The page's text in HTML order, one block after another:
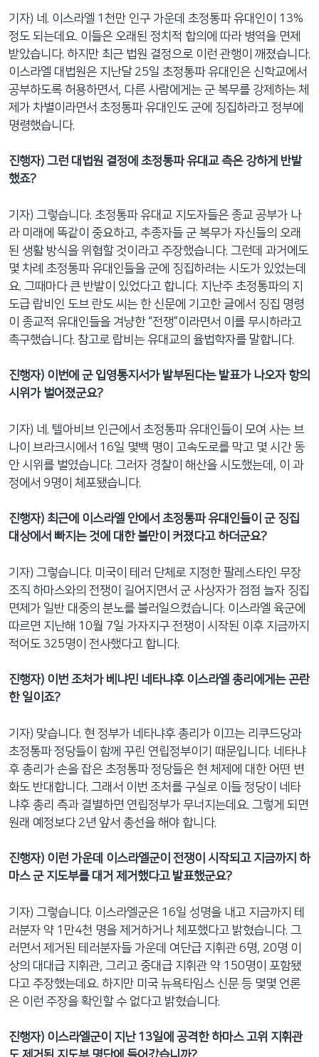
기자) 네. 이스라엘 1천만 인구 가운데 초정통파 유대인이 13%
정도 되는데요. 이들은 오래된 정치적 합의에 따라 병역을 면제
받았습니다. 하지만 최근 법원 결정으로 이런 관행이 깨졌습니다.
이스라엘 대법원은 지난달 25일 초정통파 유대인은 신학교에서
공부하도록 허용하면서, 다른 사람에게는 군 복무를 강제하는 체
제가 차별이라면서 초정통파 유대인도 군에 징집하라고 정부에
명령했습니다.
진행자) 그런 대법원 결정에 초정통파 유대교 측은 강하게 반발
했죠?
기자) 그렇습니다. 초정통파 유대교 지도자들은 종교 공부가 나
라 미래에 똑같이 중요하고, 추종자들 군 복무가 자신들의 오래
된 생활 방식을 위협할 것이라고 주장했습니다. 그런데 과거에도
몇 차례 초정통파 유대인들을 군에 징집하려는 시도가 있었는데
요. 그때마다 큰 반발이 있었다고 합니다. 지난주 초정통파의 지
도급 랍비인 도브 란도 씨는 한 신문에 기고한 글에서 징집 명령
이 종교적 유대인들을 겨냥한 “전쟁”이라면서 이를 무시하라고
촉구했습니다. 참고로 랍비는 유대교의 율법학자를 말합니다.
진행자) 이번에 군 입영통지서가 발부된다는 발표가 나오자 항의
시위가 벌어졌군요?
기자) 네. 텔아비브 인근에서 초정통파 유대인들이 모여 사는 브
나이 브라크시에서 16일 몇백 명이 고속도로를 막고 몇 시간 동
안 시위를 벌였습니다. 그러자 경찰이 해산을 시도했는데, 이 과
정에서 9명이 체포됐습니다.
진행자) 최근에 이스라엘 안에서 초정통파 유대인들이 군 징집
대상에서 빠지는 것에 대한 불만이 커졌다고 하더군요?
기자) 그렇습니다. 미국이 테러 단체로 지정한 팔레스타인 무장
조직 하마스와의 전쟁이 길어지면서 군 사상자가 점점 늘자 징집
면제가 일반 대중의 분노를 불러일으켰습니다. 이스라엘 육군에
따르면 지난해 10월 7일 가자지구 전쟁이 시작된 이후 지금까지
적어도 325명이 전사했다고 합니다.
진행자) 이번 조처가 베냐민 네타냐후 이스라엘 총리에게는 곤란
한 일이죠?
기자) 맞습니다. 현 정부가 네타냐후 총리가 이끄는 리쿠드당과
초정통파 정당들이 함께 꾸린 연립정부이기 때문입니다. 네타냐
후 총리가 손을 잡은 초정통파 정당들은 현 체제에 대한 어떤 변
화도 반대합니다. 그래서 이번 조처를 구실로 이들 정당이 네타
냐후 총리 측과 결별하면 연립정부가 무너지는데요. 그렇게 되면
원래 예정보다 2년 앞서 총선을 해야 합니다.
진행자) 이런 가운데 이스라엘군이 전쟁이 시작되고 지금까지 하
마스 군 지도부를 대거 제거했다고 발표했군요?
기자) 그렇습니다. 이스라엘군은 16일 성명을 내고 지금까지 테
러분자 약 1만4천 명을 제거하거나 체포했다고 밝혔습니다. 그
러면서 제거된 테러분자들 가운데 여단급 지휘관 6명, 20명 이
상의 대대급 지휘관, 그리고 중대급 지휘관 약 150명이 포함됐
다고 주장했는데요. 하지만 미국 뉴욕타임스 신문 등 몇몇 언론
은 이런 주장을 확인할 수 없다고 밝혔습니다.
진행자) 이스라엘군이 지난 13일에 공격한 하마스 고위 지휘관